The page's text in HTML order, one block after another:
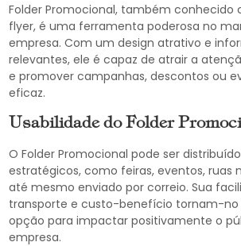
Folder Promocional, também conhecido
flyer, é uma ferramenta poderosa no
empresa. Com um design atrativo e
relevantes, ele é capaz de atrair a
e promover campanhas, descontos ou
eficaz.
Usabilidade do Folder
O Folder Promocional pode ser
estratégicos, como feiras, eventos, ruas
até mesmo enviado por correio. Sua
transporte e custo-benefício tornam-
opção para impactar positivamente o
empresa.